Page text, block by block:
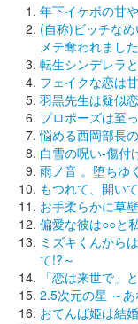
年下イケボの甘
(自称)ビッチな
メテ奪われまし
転生シンデレラ
フェイクな恋は
羽黒先生は疑似
プロポーズは至
悩める西岡部長
白雪の呪い-傷付
雨ノ音 。堕ちゆ
もつれて、開い
お手柔らかに草
偏愛な彼は○○と
ミズキくんから
て!?～
「恋は来世で」
2.5次元の星 ～
おてんば姫は結